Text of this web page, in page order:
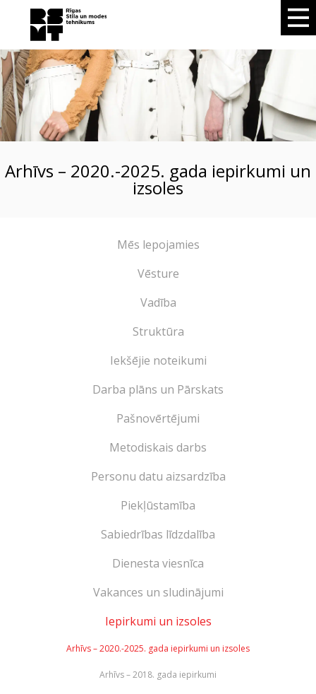
Arhīvs – 2020.-2025. gada iepirkumi un
izsoles
Mēs lepojamies
Vēsture
Vadība
Struktūra
Iekšējie noteikumi
Darba plāns un Pārskats
Pašnovērtējumi
Metodiskais darbs
Personu datu aizsardzība
Piekļūstamība
Sabiedrības līdzdalība
Dienesta viesnīca
Vakances un sludinājumi
Iepirkumi un izsoles
Arhīvs – 2020.-2025. gada iepirkumi un izsoles
Arhīvs – 2018. gada iepirkumi